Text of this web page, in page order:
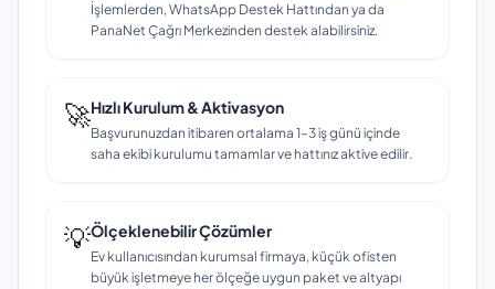
İşlemlerden, WhatsApp Destek Hattından ya da
PanaNet Çağrı Merkezinden destek alabilirsiniz.
🚀Hızlı Kurulum & Aktivasyon
Başvurunuzdan itibaren ortalama 1–3 iş günü içinde
saha ekibi kurulumu tamamlar ve hattınız aktive edilir.
💡Ölçeklenebilir Çözümler
Ev kullanıcısından kurumsal firmaya, küçük ofisten
büyük işletmeye her ölçeğe uygun paket ve altyapı